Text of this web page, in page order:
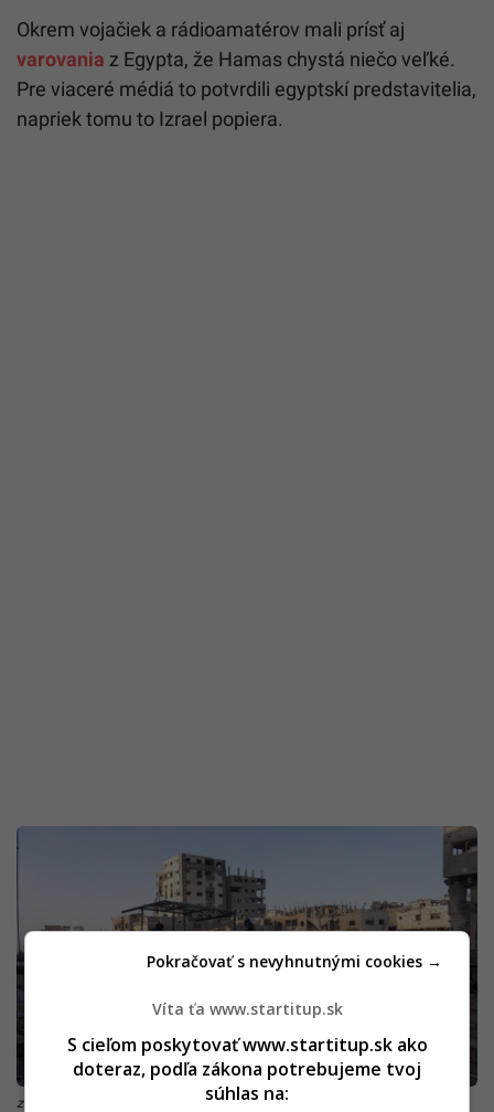
Okrem vojačiek a rádioamatérov mali prísť aj
varovania z Egypta, že Hamas chystá niečo veľké.
Pre viaceré médiá to potvrdili egyptskí predstavitelia,
napriek tomu to Izrael popiera.
zdroj: TARS/AP, Ohad Zwigenberg
Víta ťa www.startitup.sk
S cieľom poskytovať www.startitup.sk ako
doteraz, podľa zákona potrebujeme tvoj
súhlas na:
Pokračovať s nevyhnutnými cookies →